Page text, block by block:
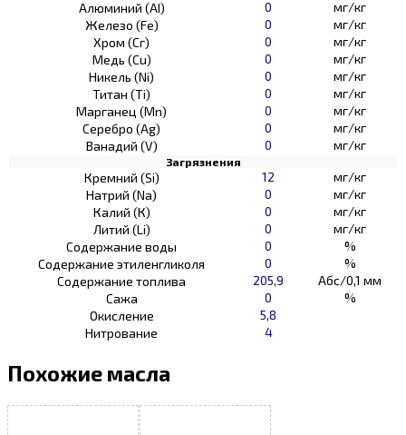
Алюминий (AI)
0
мг/кг
Железо (Fe)
0
мг/кг
Хром (Сг)
0
мг/кг
Медь (Cu)
0
мг/кг
Никель (Ni)
0
мг/кг
Титан (Ti)
0
мг/кг
Марганец (Mn)
0
мг/кг
Серебро (Ag)
0
мг/кг
Ванадий (V)
0 мг/кг
Загрязнения
Кремний (Si) 12
мг/кг
Натрий (Na)
0
мг/кг
Калий (К)
0
мг/кг
Литий (Li)
0
мг/кг
Содержание воды
0
%
Содержание этиленгликоля
0
%
Содержание топлива
205,9
Абс/0,1 мм
Сажа
0
%
Окисление
5,8
Нитрование
4
Похожие масла